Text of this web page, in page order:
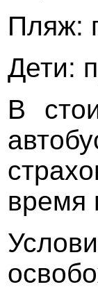
Пляж:
Дети:
В
время